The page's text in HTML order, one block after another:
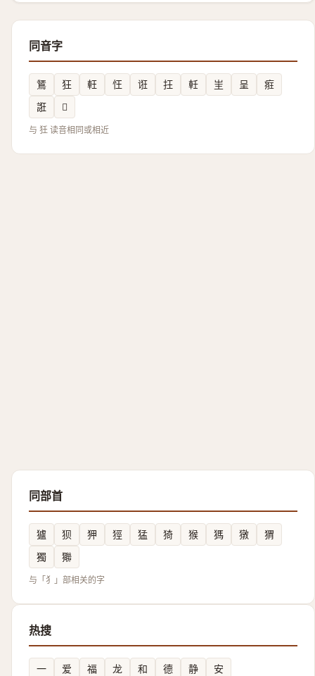
同音字
鵟 狂 軖 忹 诳 抂 軠 㞷 呈
㾠
誑
𣴥
与 狅 读音相同或相近
同部首
獹 狈 狎 㹵 猛 猗 猴 獁 獤
猬
獨
㺦
与「犭」部相关的字
热搜
一 爱 福 龙 和 德 静 安